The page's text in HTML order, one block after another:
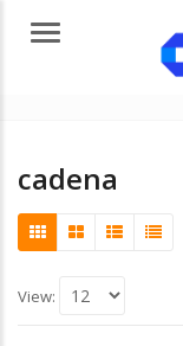
Menu
cadena
View: